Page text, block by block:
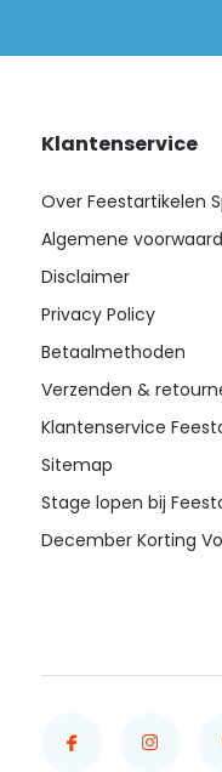
Klantenservice
Over Feestartikelen
Algemene
Disclaimer
Privacy Policy
Betaalmethoden
Verzenden &
Klantenservice
Sitemap
Stage lopen bij
December Korting